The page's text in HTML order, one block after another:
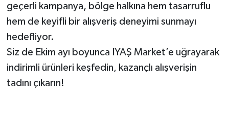
geçerli kampanya, bölge halkına hem tasarruflu
hem de keyifli bir alışveriş deneyimi sunmayı
hedefliyor.
Siz de Ekim ayı boyunca IYAŞ Market’e uğrayarak
indirimli ürünleri keşfedin, kazançlı alışverişin
tadını çıkarın!